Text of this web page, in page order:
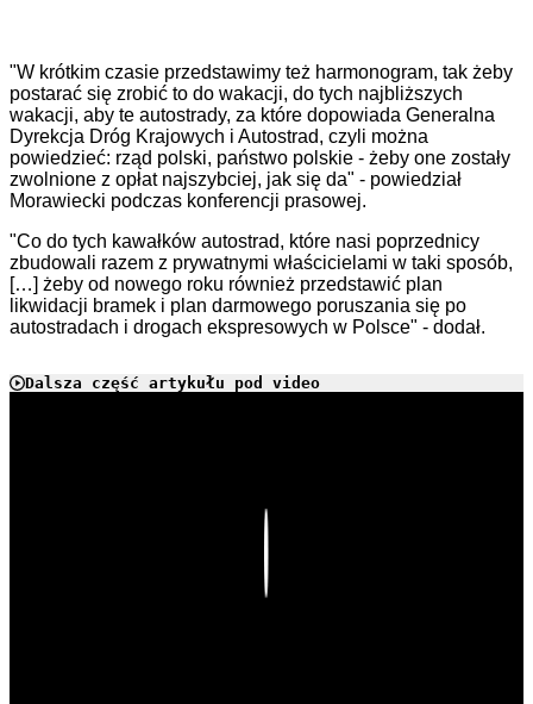
"W krótkim czasie przedstawimy też harmonogram, tak żeby
postarać się zrobić to do wakacji, do tych najbliższych
wakacji, aby te autostrady, za które dopowiada Generalna
Dyrekcja Dróg Krajowych i Autostrad, czyli można
powiedzieć: rząd polski, państwo polskie - żeby one zostały
zwolnione z opłat najszybciej, jak się da" - powiedział
Morawiecki podczas konferencji prasowej.
"Co do tych kawałków autostrad, które nasi poprzednicy
zbudowali razem z prywatnymi właścicielami w taki sposób,
[…] żeby od nowego roku również przedstawić plan
likwidacji bramek i plan darmowego poruszania się po
autostradach i drogach ekspresowych w Polsce" - dodał.
Dalsza część artykułu pod video